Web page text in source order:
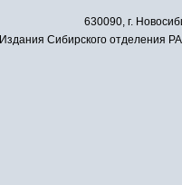
630090, г.
Издания Сибирского отделения